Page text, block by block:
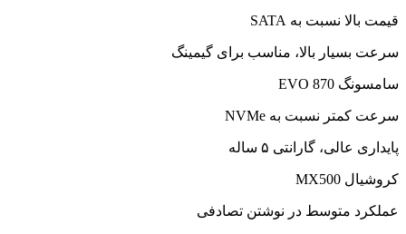
قیمت بالا نسبت به SATA
سرعت بسیار بالا، مناسب برای گیمینگ
سامسونگ 870 EVO
سرعت کمتر نسبت به NVMe
پایداری عالی، گارانتی ۵ ساله
کروشیال MX500
عملکرد متوسط در نوشتن تصادفی